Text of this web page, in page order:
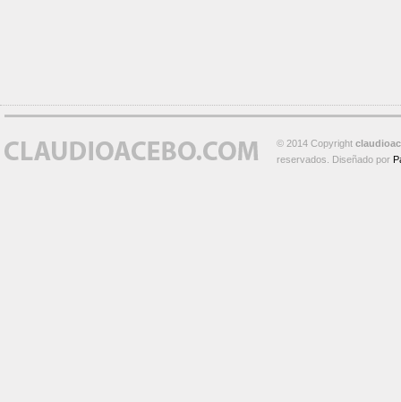
© 2014 Copyright
reservados. Diseñado por